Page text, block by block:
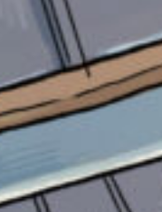
書店に届いた
みんなからのお手紙が
読める